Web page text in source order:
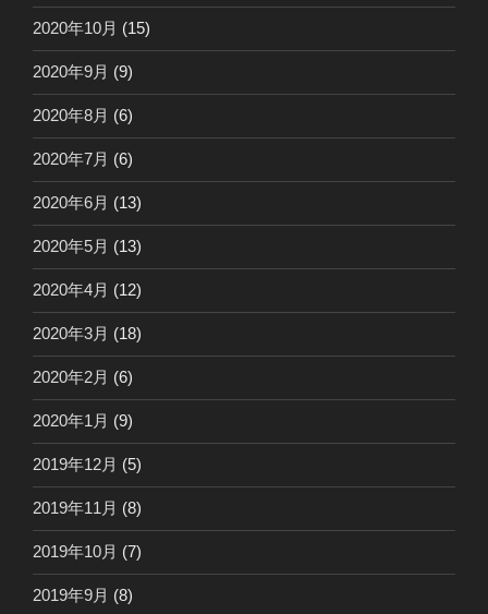
2020年10月 (15)
2020年9月 (9)
2020年8月 (6)
2020年7月 (6)
2020年6月 (13)
2020年5月 (13)
2020年4月 (12)
2020年3月 (18)
2020年2月 (6)
2020年1月 (9)
2019年12月 (5)
2019年11月 (8)
2019年10月 (7)
2019年9月 (8)